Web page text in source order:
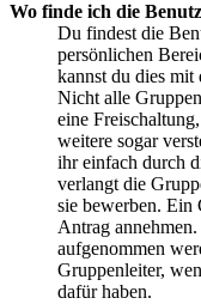
Wo finde ich die
Du findest die
persönlichen
kannst du dies mit
Nicht alle
eine
weitere sogar
ihr einfach durch
verlangt die
sie bewerben. Ein
Antrag
aufgenommen
Gruppenleiter,
dafür haben.